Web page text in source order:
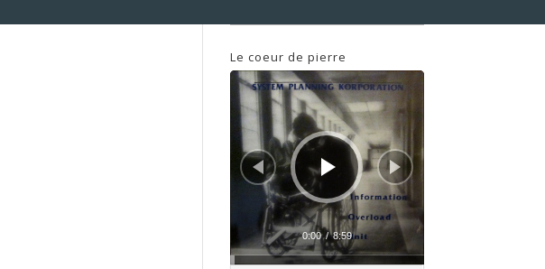
Le coeur de pierre
Lecteur
audio
0:00 / 8:59